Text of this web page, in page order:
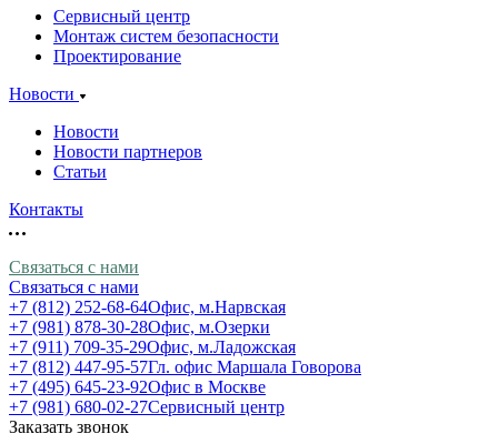
Сервисный центр
Монтаж систем безопасности
Проектирование
Новости
Новости
Новости партнеров
Статьи
Контакты
Связаться с нами
Связаться с нами
+7 (812) 252-68-64Офис, м.Нарвская
+7 (981) 878-30-28Офис, м.Озерки
+7 (911) 709-35-29Офис, м.Ладожская
+7 (812) 447-95-57Гл. офис Маршала Говорова
+7 (495) 645-23-92Офис в Москве
+7 (981) 680-02-27Сервисный центр
Заказать звонок